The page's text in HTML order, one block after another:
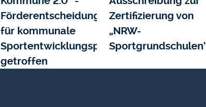
Förderentscheidungen
für kommunale
Sportentwicklungsprojekte
getroffen
Zertifizierung von
„NRW-
Sportgrundschulen“